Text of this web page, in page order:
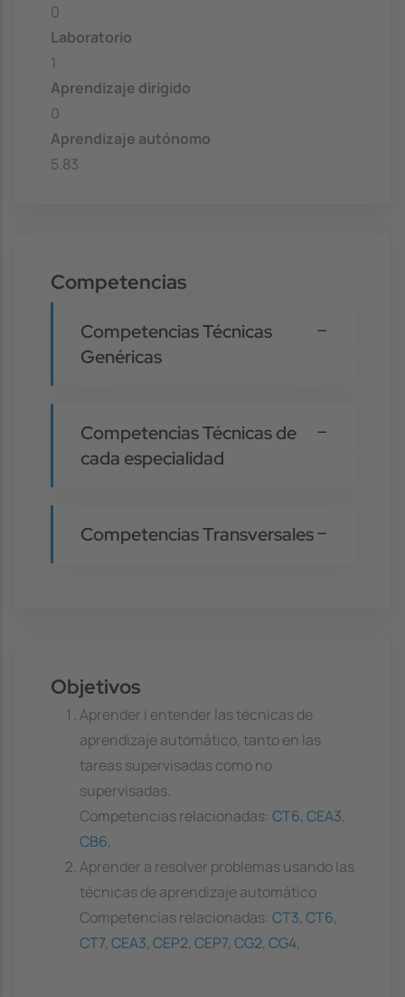
0
Laboratorio
1
Aprendizaje dirigido
0
Aprendizaje autónomo
5.83
Competencias
Competencias Técnicas
Genéricas
Competencias Técnicas de
cada especialidad
Competencias Transversales
Objetivos
Aprender i entender las técnicas de
aprendizaje automático, tanto en las
tareas supervisadas como no
supervisadas.
Competencias relacionadas: CT6, CEA3,
CB6,
Aprender a resolver problemas usando las
técnicas de aprendizaje automático
Competencias relacionadas: CT3, CT6,
CT7, CEA3, CEP2, CEP7, CG2, CG4,